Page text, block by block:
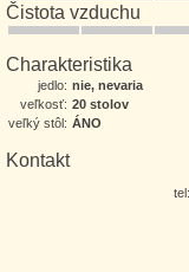
Čistota vzduchu
Charakteristika
jedlo: nie, nevaria
veľkosť: 20 stolov
veľký stôl: ÁNO
Kontakt